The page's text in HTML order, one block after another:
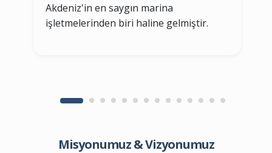
Akdeniz'in en saygın marina
işletmelerinden biri haline gelmiştir.
Misyonumuz & Vizyonumuz